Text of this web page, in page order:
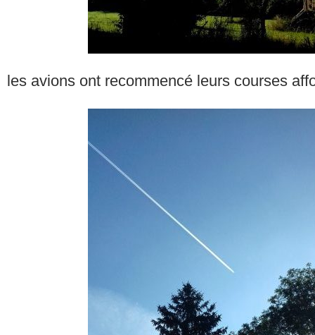
les avions ont recommencé leurs courses